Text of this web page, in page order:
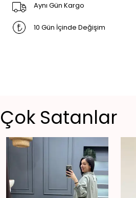
Aynı Gün Kargo
10 Gün İçinde Değişim
Çok Satanlar